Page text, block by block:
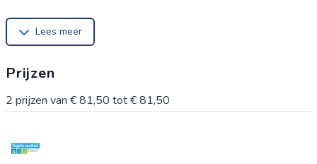
op kunt monteren. Voor een meerprijs kunt u het rooster zo
Lees meer
Prijzen
2 prijzen van € 81,50 tot€ 81,50